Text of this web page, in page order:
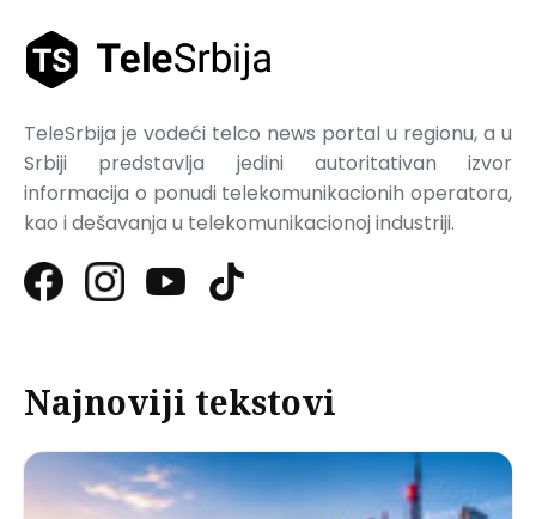
TeleSrbija je vodeći telco news portal u regionu, a u
Srbiji predstavlja jedini autoritativan izvor
informacija o ponudi telekomunikacionih operatora,
kao i dešavanja u telekomunikacionoj industriji.
Najnoviji tekstovi